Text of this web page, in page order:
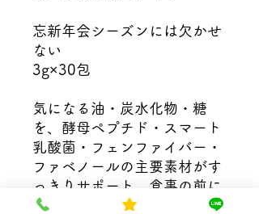
忘新年会シーズンには欠かせ
ない
3g×30包
気になる油・炭水化物・糖
を、酵母ペプチド・スマート
乳酸菌・フェンファイバー・
ファベノールの主要素材がす
っきりサポート。食事の前に
Vi-3Cutを1包飲むだけで、酵